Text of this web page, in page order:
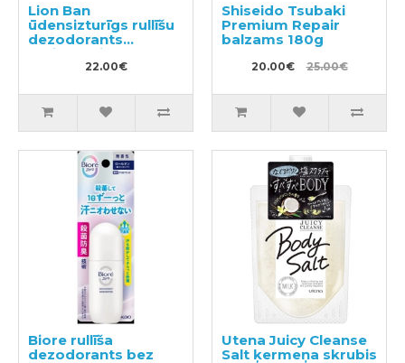
Lion Ban
ūdensizturīgs rullīšu
dezodorants
antiperspirants bez
smaržas 40ml
22.00€
Shiseido Tsubaki
Premium Repair
balzams 180g
20.00€ 25.00€
Biore rullīša
dezodorants bez
Utena Juicy Cleanse
Salt ķermeņa skrubis